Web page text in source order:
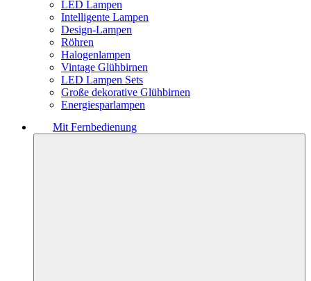
LED Lampen
Intelligente Lampen
Design-Lampen
Röhren
Halogenlampen
Vintage Glühbirnen
LED Lampen Sets
Große dekorative Glühbirnen
Energiesparlampen
Mit Fernbedienung